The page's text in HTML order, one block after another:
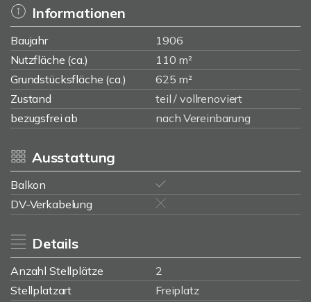
Informationen
Baujahr
1906
Nutzfläche (ca.)
110 m²
Grundstücksfläche (ca.)
625 m²
Zustand
teil / vollrenoviert
bezugsfrei ab
nach Vereinbarung
Ausstattung
Balkon
DV-Verkabelung
Details
Anzahl Stellplätze
2
Stellplatzart
Freiplatz